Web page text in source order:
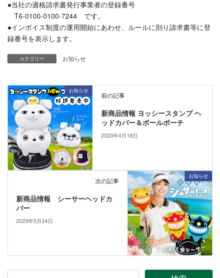
●当社の適格請求書発行事業者の登録番号
T6-0100-0100-7244 です。
●インボイス制度の運用開始にあわせ、ルールに則り請求書等に登
録番号を表示します。
カテゴリー お知らせ
お知らせ
前の記事
新商品情報 ヨッシースタンプ ヘ
ッドカバー＆ボールポーチ
2023年4月18日
お知らせ
次の記事
新商品情報 シーサーヘッドカ
バー
2023年5月24日